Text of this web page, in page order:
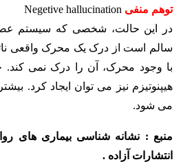
توهم منفی
در این حالت، شخصی که سیستم
سالم است از درک یک محرک واقعی
با وجود محرک، آن را درک نمی ­کند.
هیپنوتیزم نیز می ­توان ایجاد کرد.
می شود.
منبع : نشانه شناسی بیماری های
انتشارات آزاده .